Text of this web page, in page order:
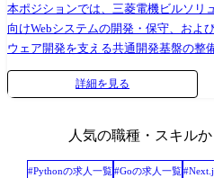
メント管理:Confluence
す。 ※案件の業務ドメイン知識習得期
プまでのステップを踏んで進みます。 【開発環境】 プロジェクト人数:5
～10名 使用言語:Java、PHP、Python、
ムワーク:Spring、Laravel、Django、
境:AWS、Azure、Oracle Cloud、Docker
ル、アジャイル(スクラム) 【変更の範囲】会社の定める業務※ ※業務の
都合によっては会社外の職務に従事さ
とがある。
本ポジションでは、三菱電機ビルソリ
向けWebシステムの開発・保守、およ
ウェア開発を支える共通開発基盤の整
機(エレベーター・エスカレーター)事
テムなどのWebアプリケーションを対
三菱電機グループのソフトウェア開発
上での共通開発基盤やDevOpsパイプ
す。 グループの技術部門と連携しな
詳細を見る
人気の職種・スキル
#Pythonの求人一覧 #Goの求人一覧 #